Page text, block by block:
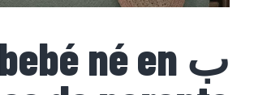
ب bebé né en